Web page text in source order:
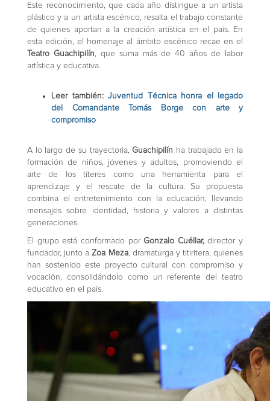
Este reconocimiento, que cada año distingue a un artista
plástico y a un artista escénico, resalta el trabajo constante
de quienes aportan a la creación artística en el país. En
esta edición, el homenaje al ámbito escénico recae en el
Teatro Guachipilín, que suma más de 40 años de labor
artística y educativa.
Leer también: Juventud Técnica honra el legado
del Comandante Tomás Borge con arte y
compromiso
A lo largo de su trayectoria,Guachipilín ha trabajado en la
formación de niños, jóvenes y adultos, promoviendo el
arte de los títeres como una herramienta para el
aprendizaje y el rescate de la cultura. Su propuesta
combina el entretenimiento con la educación, llevando
mensajes sobre identidad, historia y valores a distintas
generaciones.
El grupo está conformado porGonzalo Cuéllar,director y
fundador, junto aZoa Meza, dramaturga y titiritera, quienes
han sostenido este proyecto cultural con compromiso y
vocación, consolidándolo como un referente del teatro
educativo en el país.